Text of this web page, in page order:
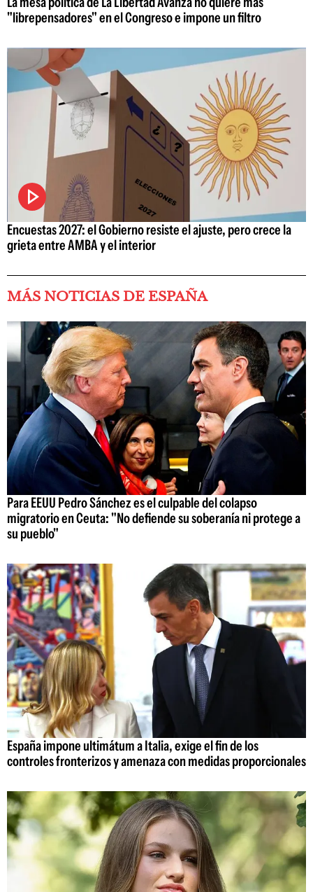
"librepensadores" en el Congreso e impone un filtro
Encuestas 2027: el Gobierno resiste el ajuste, pero crece la
grieta entre AMBA y el interior
MÁS NOTICIAS DE ESPAÑA
Para EEUU Pedro Sánchez es el culpable del colapso
migratorio en Ceuta: "No defiende su soberanía ni protege a
su pueblo"
España impone ultimátum a Italia, exige el fin de los
controles fronterizos y amenaza con medidas proporcionales